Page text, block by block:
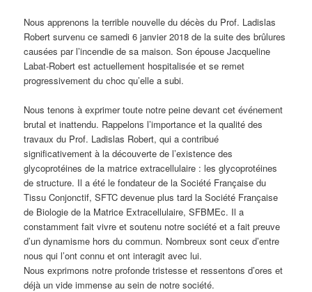
Nous apprenons la terrible nouvelle du décès du Prof. Ladislas
Robert survenu ce samedi 6 janvier 2018 de la suite des brûlures
causées par l’incendie de sa maison. Son épouse Jacqueline
Labat-Robert est actuellement hospitalisée et se remet
progressivement du choc qu’elle a subi.
Nous tenons à exprimer toute notre peine devant cet événement
brutal et inattendu. Rappelons l’importance et la qualité des
travaux du Prof. Ladislas Robert, qui a contribué
significativement à la découverte de l’existence des
glycoprotéines de la matrice extracellulaire : les glycoprotéines
de structure. Il a été le fondateur de la Société Française du
Tissu Conjonctif, SFTC devenue plus tard la Société Française
de Biologie de la Matrice Extracellulaire, SFBMEc. Il a
constamment fait vivre et soutenu notre société et a fait preuve
d’un dynamisme hors du commun. Nombreux sont ceux d’entre
nous qui l’ont connu et ont interagit avec lui.
Nous exprimons notre profonde tristesse et ressentons d’ores et
déjà un vide immense au sein de notre société.